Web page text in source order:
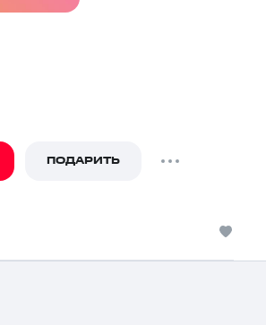
ПОДАРИТЬ